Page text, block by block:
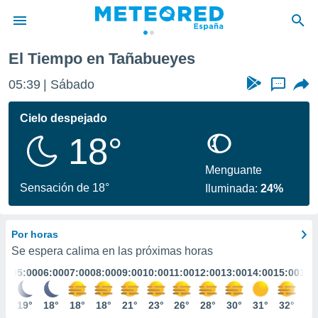
de
por
se
calidad.
a este
las
y
forma
digital
basada
El Tiempo en Tañabueyes
05:39 Sábado ...
Cielo despejado
18°
Sensación de 18°
Menguante
Iluminada:24%
Por horas
Se espera calima en las próximas horas
05:00
19°
06:00
18°
07:00
18°
08:00
18°
09:00
21°
10:00
23°
11:00
26°
12:00
28°
13:00
30°
14:00
31°
15:00
32°